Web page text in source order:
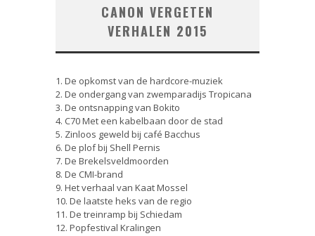
CANON VERGETEN
VERHALEN 2015
1. De opkomst van de hardcore-muziek
2. De ondergang van zwemparadijs Tropicana
3. De ontsnapping van Bokito
4. C70 Met een kabelbaan door de stad
5. Zinloos geweld bij café Bacchus
6. De plof bij Shell Pernis
7. De Brekelsveldmoorden
8. De CMI-brand
9. Het verhaal van Kaat Mossel
10. De laatste heks van de regio
11. De treinramp bij Schiedam
12. Popfestival Kralingen